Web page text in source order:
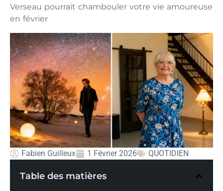
Verseau pourrait chambouler votre vie amoureuse
en février
Fabien Guilleux 1 Février 2026 QUOTIDIEN
Table des matières